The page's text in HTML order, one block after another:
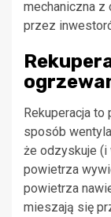
mechaniczna z
przez
Rekuperacja
sposób
że odzyskuje (i
powietrza
powietrza
mieszają się